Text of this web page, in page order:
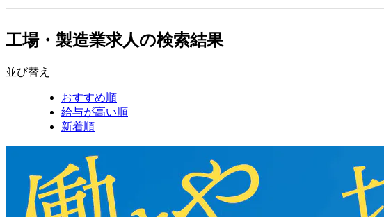
工場・製造業求人の検索結果
並び替え
おすすめ順
給与が高い順
新着順